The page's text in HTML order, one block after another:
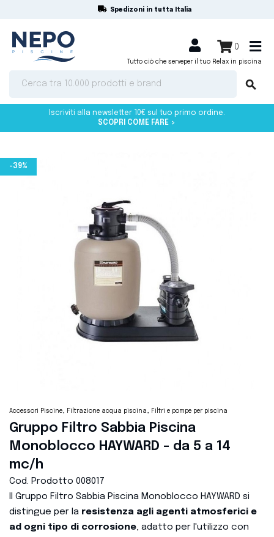
Spedizoni in tutta Italia

shopping_cart 0

Tutto ciò che serveper il tuo Relax in piscina
search
Iscriviti alla newsletter 10€ sul tuo primo ordine.
SCOPRI COME FARE >
-39%
Accessori Piscine Filtrazione acqua piscina Filtri e pompe per piscina
Gruppo Filtro Sabbia Piscina
Monoblocco HAYWARD - da 5 a 14
mc/h
Cod. Prodotto 008017
Il Gruppo Filtro Sabbia Piscina Monoblocco HAYWARD si
distingue per la resistenza agli agenti atmosferici e
ad ogni tipo di corrosione, adatto per l'utilizzo con